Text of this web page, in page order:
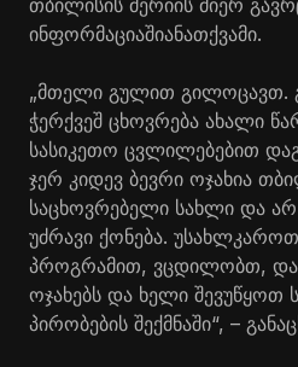
ინფორმაციაშიანათქვამი.
„მთელი გულით გილოცავთ.
ჭერქვეშ ცხოვრება ახალი
სასიკეთო ცვლილებებით
ჯერ კიდევ ბევრი ოჯახია
საცხოვრებელი სახლი და არ
უძრავი ქონება.
პროგრამით, ვცდილობთ,
ოჯახებს და ხელი შევუწყოთ
პირობების შექმნაში“, –